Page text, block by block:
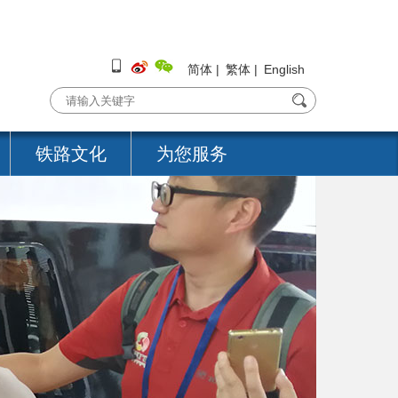
简体 | 繁体 | English
铁路文化 为您服务